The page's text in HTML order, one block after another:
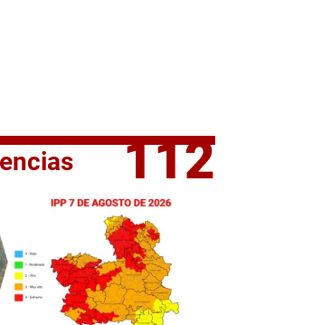
castellanomanchego, Emiliano García-
112